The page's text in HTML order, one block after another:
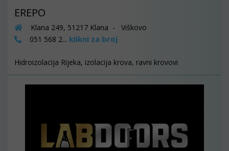
EREPO
Klana 249, 51217 Klana - Viškovo
051 568 2... klikni za broj
Hidroizolacija Rijeka, izolacija krova, ravni krovovi